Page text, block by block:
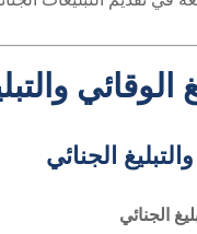
الجنائي
الجنائي